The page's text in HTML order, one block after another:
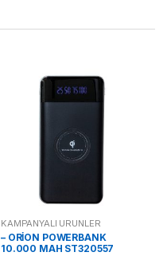
KAMPANYALI ÜRÜNLER
– ORİON POWERBANK
10.000 MAH ST320557